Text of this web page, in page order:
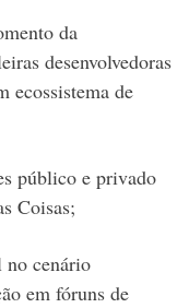
da
desenvolvedoras
ecossistema de
público e privado
Coisas;
cenário
em fóruns de